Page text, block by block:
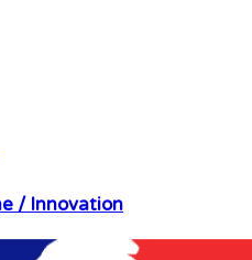
/ Innovation